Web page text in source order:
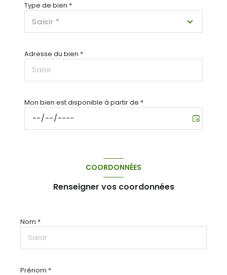
Type de bien *
Saisir *
Adresse du bien *
Mon bien est disponible à partir de *
COORDONNÉES
Renseigner vos coordonnées
Nom *
Prénom *